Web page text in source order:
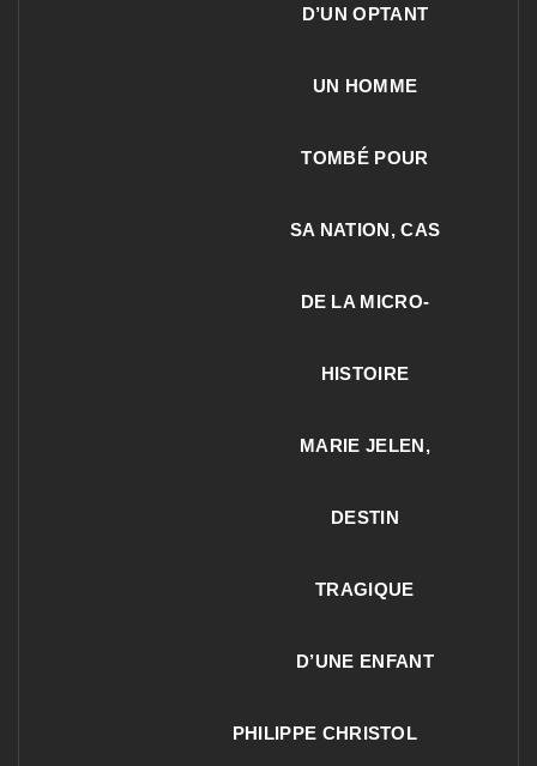
D’UN OPTANT
UN HOMME
TOMBÉ POUR
SA NATION, CAS
DE LA MICRO-
HISTOIRE
MARIE JELEN,
DESTIN
TRAGIQUE
D’UNE ENFANT
PHILIPPE CHRISTOL